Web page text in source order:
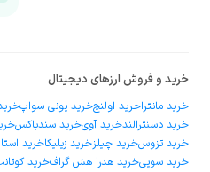
خرید و فروش ارزهای دیجیتال
خرید مانتراخرید اولنچخرید یونی سواپ
خرید دسنترالندخرید آویخرید سندباکس
خرید تزوسخرید چیلزخرید زیلیکاخرید
خرید سوییخرید هدرا هش گرافخرید